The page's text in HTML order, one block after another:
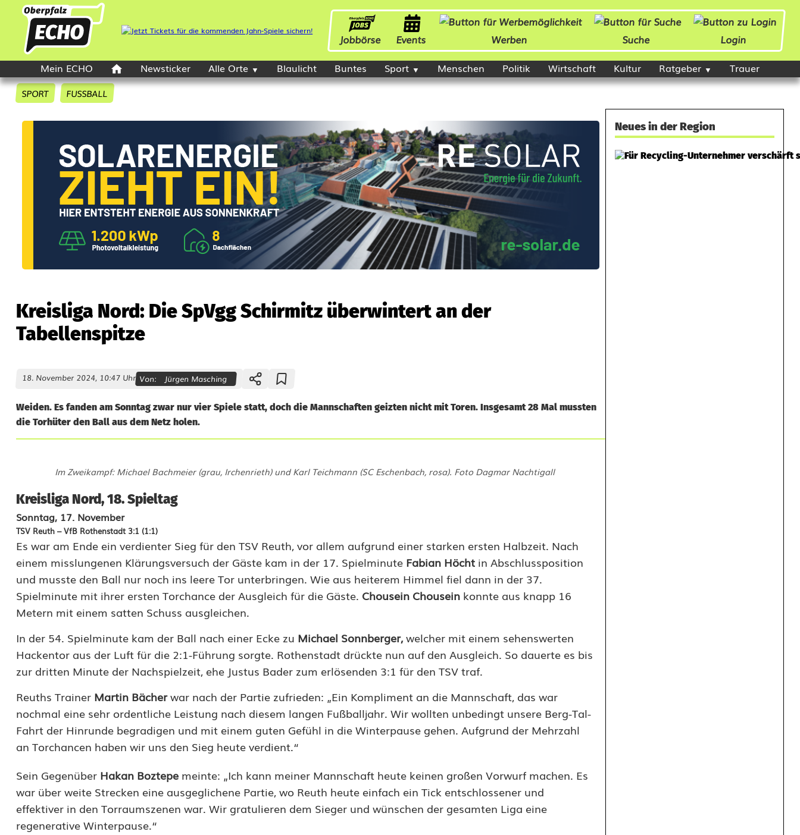
Jobbörse Events Werben Suche Login
Mein ECHO Newsticker Alle Orte Blaulicht Buntes Sport Menschen Politik Wirtschaft Kultur Ratgeber Trauer
SPORT FUSSBALL
Kreisliga Nord: Die SpVgg Schirmitz überwintert an der
Tabellenspitze
18. November 2024, 10:47 Uhr Von: Jürgen Masching
Weiden. Es fanden am Sonntag zwar nur vier Spiele statt, doch die Mannschaften geizten nicht mit Toren. Insgesamt 28 Mal mussten
die Torhüter den Ball aus dem Netz holen.
e
i
s
l
i
g
a
N
r
d
:
D
i
e
Im Zweikampf: Michael Bachmeier (grau, Irchenrieth) und Karl Teichmann (SC Eschenbach, rosa). Foto Dagmar Nachtigall
Kreisliga Nord, 18. Spieltag
Sonntag, 17. November
TSV Reuth – VfB Rothenstadt 3:1 (1:1)
Es war am Ende ein verdienter Sieg für den TSV Reuth, vor allem aufgrund einer starken ersten Halbzeit. Nach
einem misslungenen Klärungsversuch der Gäste kam in der 17. Spielminute Fabian Höcht in Abschlussposition
und musste den Ball nur noch ins leere Tor unterbringen. Wie aus heiterem Himmel fiel dann in der 37.
Spielminute mit ihrer ersten Torchance der Ausgleich für die Gäste. Chousein Chousein konnte aus knapp 16
Metern mit einem satten Schuss ausgleichen.
In der 54. Spielminute kam der Ball nach einer Ecke zu Michael Sonnberger,welcher mit einem sehenswerten
Hackentor aus der Luft für die 2:1-Führung sorgte. Rothenstadt drückte nun auf den Ausgleich. So dauerte es bis
zur dritten Minute der Nachspielzeit, ehe Justus Bader zum erlösenden 3:1 für den TSV traf.
Reuths Trainer Martin Bächerwar nach der Partie zufrieden: „Ein Kompliment an die Mannschaft, das war
nochmal eine sehr ordentliche Leistung nach diesem langen Fußballjahr. Wir wollten unbedingt unsere Berg-Tal-
Fahrt der Hinrunde begradigen und mit einem guten Gefühl in die Winterpause gehen. Aufgrund der Mehrzahl
an Torchancen haben wir uns den Sieg heute verdient.“
Sein Gegenüber Hakan Boztepe meinte: „Ich kann meiner Mannschaft heute keinen großen Vorwurf machen. Es
war über weite Strecken eine ausgeglichene Partie, wo Reuth heute einfach ein Tick entschlossener und
effektiver in den Torraumszenen war. Wir gratulieren dem Sieger und wünschen der gesamten Liga eine
regenerative Winterpause.“
Neues in der Region